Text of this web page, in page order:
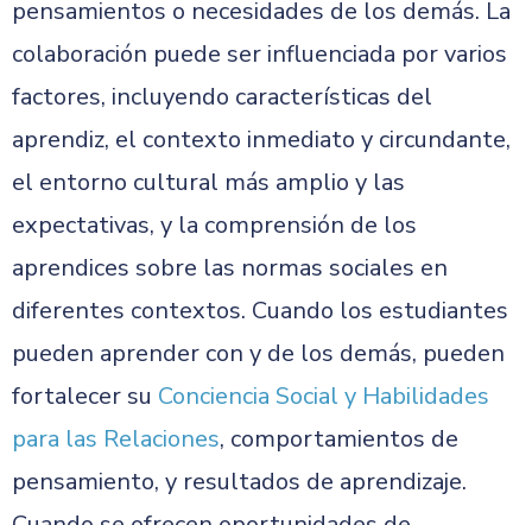
pensamientos o necesidades de los demás. La
colaboración puede ser influenciada por varios
factores, incluyendo características del
aprendiz, el contexto inmediato y circundante,
el entorno cultural más amplio y las
expectativas, y la comprensión de los
aprendices sobre las normas sociales en
diferentes contextos. Cuando los estudiantes
pueden aprender con y de los demás, pueden
fortalecer su Conciencia Social y Habilidades
para las Relaciones, comportamientos de
pensamiento, y resultados de aprendizaje.